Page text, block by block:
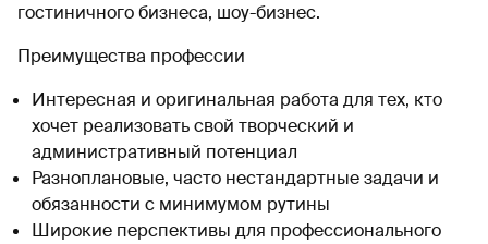
гостиничного бизнеса, шоу-бизнес.
Преимущества профессии
Интересная и оригинальная работа для тех, кто
хочет реализовать свой творческий и
административный потенциал
Разноплановые, часто нестандартные задачи и
обязанности с минимумом рутины
Широкие перспективы для профессионального